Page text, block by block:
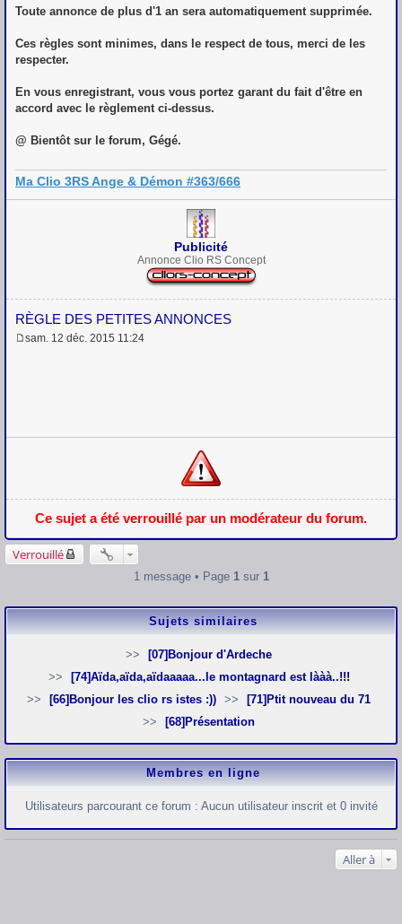
Toute annonce de plus d'1 an sera automatiquement supprimée.
Ces règles sont minimes, dans le respect de tous, merci de les
respecter.
En vous enregistrant, vous vous portez garant du fait d'être en
accord avec le règlement ci-dessus.
@ Bientôt sur le forum, Gégé.
Ma Clio 3RS Ange & Démon #363/666
Publicité
Annonce Clio RS Concept
RÈGLE DES PETITES ANNONCES
sam. 12 déc. 2015 11:24
Ce sujet a été verrouillé par un modérateur du forum.
Verrouillé
1 message • Page 1sur 1
Sujets similaires
[07]Bonjour d'Ardeche
[74]Aïda,aïda,aïdaaaaa...le montagnard est lààà..!!!
[66]Bonjour les clio rs istes :))
[71]Ptit nouveau du 71
[68]Présentation
Membres en ligne
Utilisateurs parcourant ce forum : Aucun utilisateur inscrit et 0 invité
Aller à